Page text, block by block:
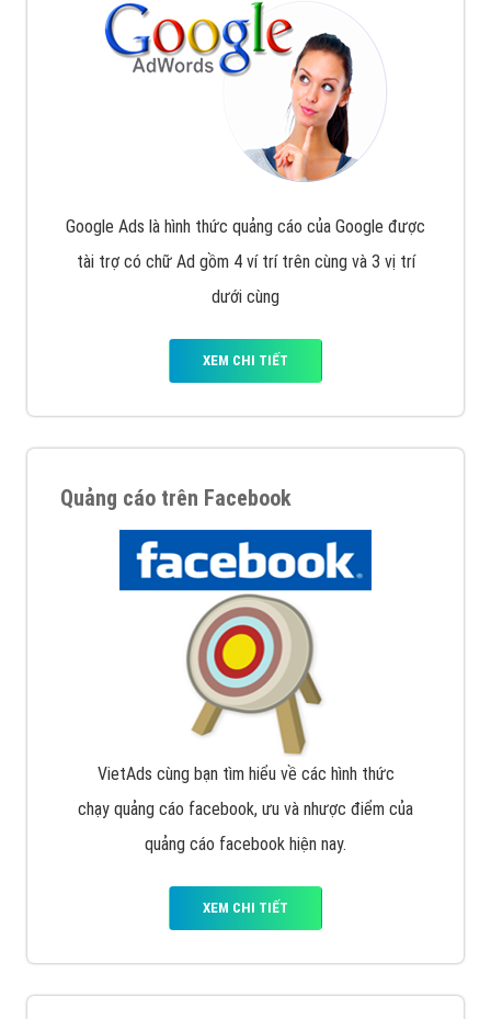
Google Ads là hình thức quảng cáo của Google được
tài trợ có chữ Ad gồm 4 ví trí trên cùng và 3 vị trí
dưới cùng
XEM CHI TIẾT
Quảng cáo trên Facebook
VietAds cùng bạn tìm hiểu về các hình thức
chạy quảng cáo facebook, ưu và nhược điểm của
quảng cáo facebook hiện nay.
XEM CHI TIẾT